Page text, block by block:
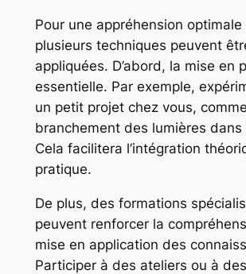
Pour une appréhension
plusieurs techniques peuvent
appliquées. D’abord, la mise en
essentielle. Par exemple,
un petit projet chez vous,
branchement des lumières dans
Cela facilitera l’intégration
pratique.
De plus, des formations
peuvent renforcer la
mise en application des
Participer à des ateliers ou à